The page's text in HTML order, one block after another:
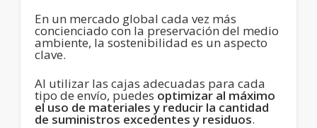
En un mercado global cada vez más
concienciado con la preservación del medio
ambiente, la sostenibilidad es un aspecto
clave.
Al utilizar las cajas adecuadas para cada
tipo de envío, puedes optimizar al máximo
el uso de materiales y reducir la cantidad
de suministros excedentes y residuos.